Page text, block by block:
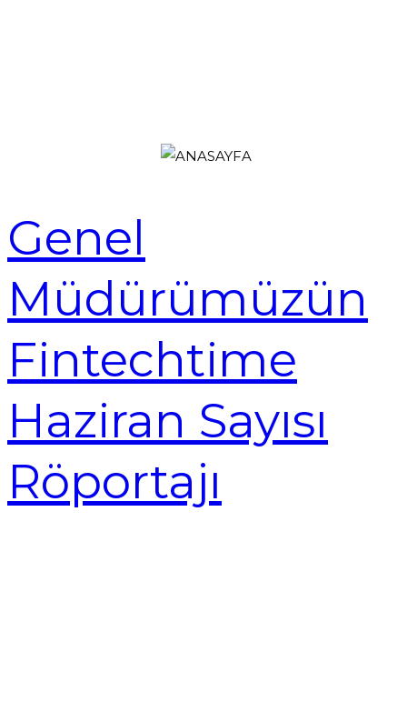
Genel
Müdürümüzün
Fintechtime
Haziran Sayısı
Röportajı